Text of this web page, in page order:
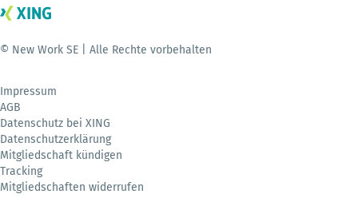
© New Work SE | Alle Rechte vorbehalten
Impressum
AGB
Datenschutz bei XING
Datenschutzerklärung
Mitgliedschaft kündigen
Tracking
Mitgliedschaften widerrufen